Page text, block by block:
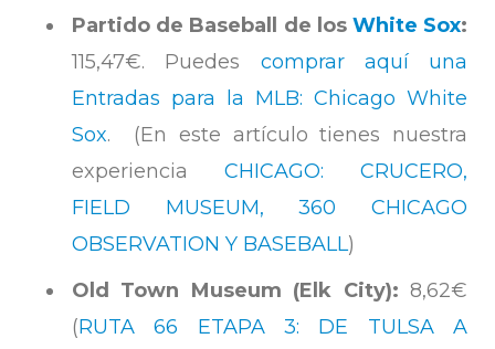
Partido de Baseball de los White Sox:
115,47€. Puedes comprar aquí una
Entradas para la MLB: Chicago White
Sox. (En este artículo tienes nuestra
experiencia CHICAGO: CRUCERO,
FIELD MUSEUM, 360 CHICAGO
OBSERVATION Y BASEBALL)
Old Town Museum (Elk City): 8,62€
(RUTA 66 ETAPA 3: DE TULSA A